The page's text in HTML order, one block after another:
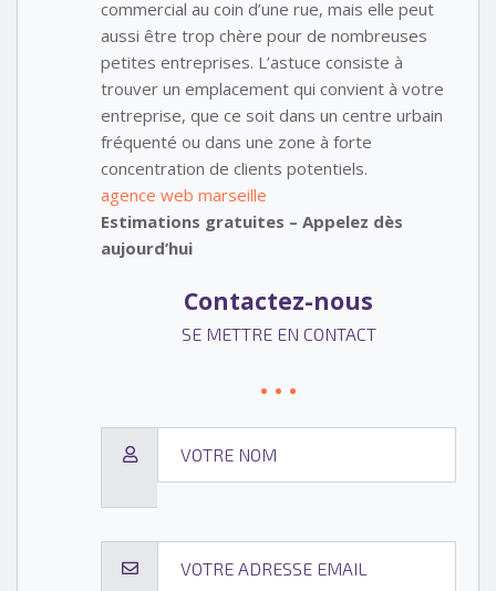
commercial au coin d’une rue, mais elle peut
aussi être trop chère pour de nombreuses
petites entreprises. L’astuce consiste à
trouver un emplacement qui convient à votre
entreprise, que ce soit dans un centre urbain
fréquenté ou dans une zone à forte
concentration de clients potentiels.
agence web marseille
Estimations gratuites – Appelez dès
aujourd’hui
Contactez-nous
SE METTRE EN CONTACT